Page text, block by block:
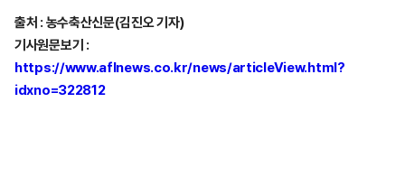
출처 : 농수축산신문(김진오 기자)
기사원문보기 :
https://www.aflnews.co.kr/news/articleView.html?
idxno=322812